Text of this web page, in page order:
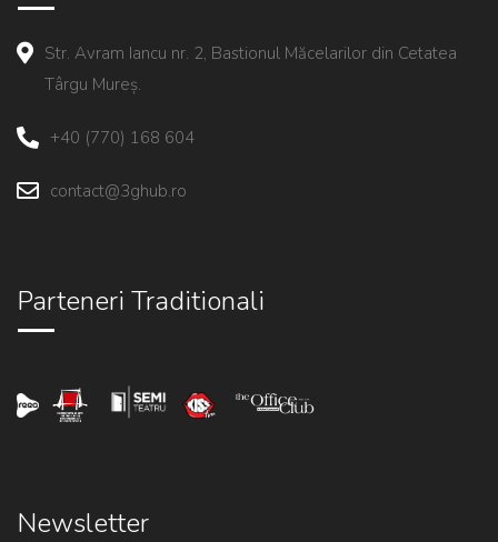
Str. Avram Iancu nr. 2, Bastionul Măcelarilor din Cetatea
Târgu Mureș.
+40 (770) 168 604
contact@3ghub.ro
Parteneri Traditionali
Newsletter